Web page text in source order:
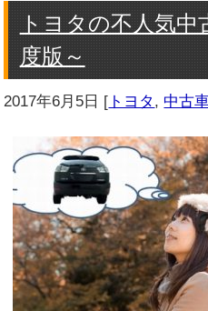
トヨタの不人気中
度版～
2017年6月5日 [ トヨタ , 中古